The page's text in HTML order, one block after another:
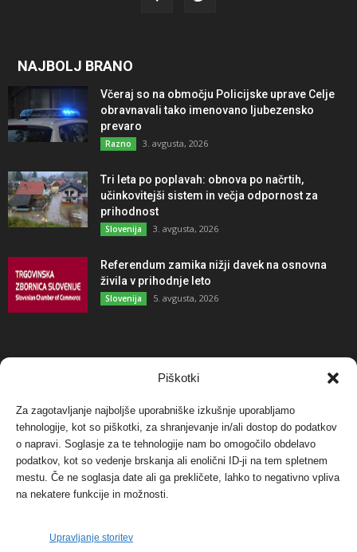
Piškotki
Za zagotavljanje najboljše uporabniške izkušnje uporabljamo
tehnologije, kot so piškotki, za shranjevanje in/ali dostop do podatkov
o napravi. Soglasje za te tehnologije nam bo omogočilo obdelavo
podatkov, kot so vedenje brskanja ali enolični ID-ji na tem spletnem
mestu. Če ne soglasja date ali ga prekličete, lahko to negativno vpliva
na nekatere funkcije in možnosti.
Upravljanje storitev
NAJBOLJ BRANO
Včeraj so na območju Policijske uprave Celje
obravnavali tako imenovano ljubezensko
prevaro
Razno 3. avgusta, 2026
Tri leta po poplavah: obnova po načrtih,
učinkovitejši sistem in večja odpornost za
prihodnost
Slovenija 3. avgusta, 2026
Referendum zamika nižji davek na osnovna
živila v prihodnje leto
Slovenija 5. avgusta, 2026
NAJBOLJ KOMENTIRANO
Protest proti vetrnim elektrarnam na Ojstrici, v
svetu pa vedno bolj...
Dogodki 12. maja, 2017
Tožilstvo v Celovcu v korist elektrarnam
Verbund